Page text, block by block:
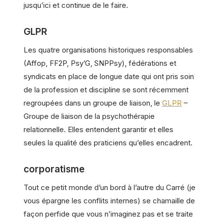
jusqu’ici et continue de le faire.
GLPR
Les quatre organisations historiques responsables
(Affop, FF2P, Psy’G, SNPPsy), fédérations et
syndicats en place de longue date qui ont pris soin
de la profession et discipline se sont récemment
regroupées dans un groupe de liaison, le GLPR –
Groupe de liaison de la psychothérapie
relationnelle. Elles entendent garantir et elles
seules la qualité des praticiens qu’elles encadrent.
corporatisme
Tout ce petit monde d’un bord à l’autre du Carré (je
vous épargne les conflits internes) se chamaille de
façon perfide que vous n’imaginez pas et se traite